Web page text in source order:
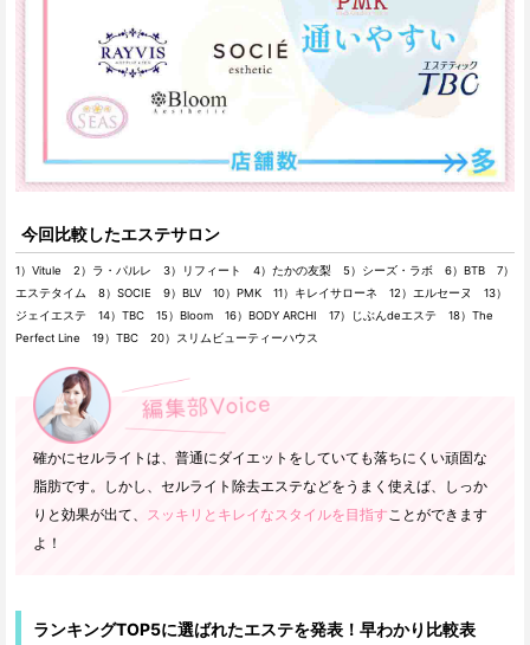
今回比較したエステサロン
1）Vitule 2）ラ・パルレ 3）リフィート 4）たかの友梨 5）シーズ・ラボ 6）BTB 7）
エステタイム 8）SOCIE 9）BLV 10）PMK 11）キレイサローネ 12）エルセーヌ 13）
ジェイエステ 14）TBC 15）Bloom 16）BODY ARCHI 17）じぶんdeエステ 18）The
Perfect Line 19）TBC 20）スリムビューティーハウス
確かにセルライトは、普通にダイエットをしていても落ちにくい頑固な
脂肪です。しかし、セルライト除去エステなどをうまく使えば、しっか
りと効果が出て、 スッキリとキレイなスタイルを目指すことができます
よ！
ランキングTOP5に選ばれたエステを発表！早わかり比較表